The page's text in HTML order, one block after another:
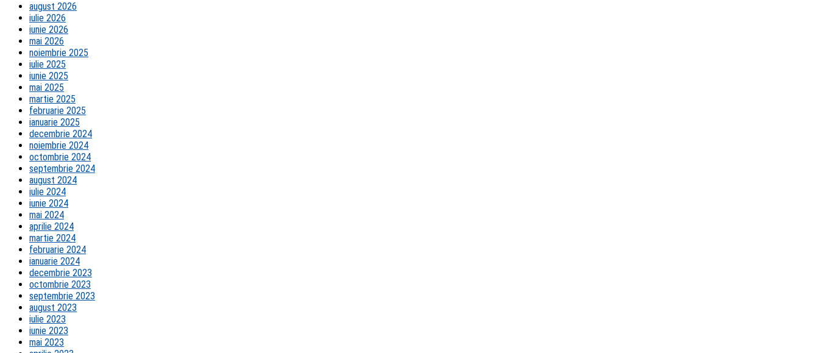
august 2026
iulie 2026
iunie 2026
mai 2026
noiembrie 2025
iulie 2025
iunie 2025
mai 2025
martie 2025
februarie 2025
ianuarie 2025
decembrie 2024
noiembrie 2024
octombrie 2024
septembrie 2024
august 2024
iulie 2024
iunie 2024
mai 2024
aprilie 2024
martie 2024
februarie 2024
ianuarie 2024
decembrie 2023
octombrie 2023
septembrie 2023
august 2023
iulie 2023
iunie 2023
mai 2023